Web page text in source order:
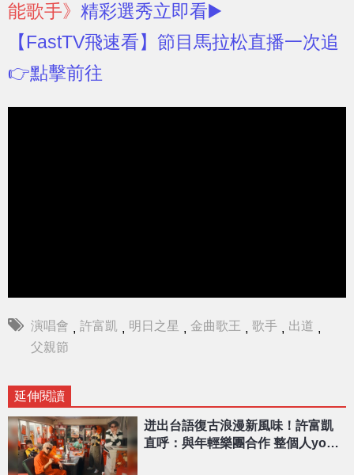
能歌手》 精彩選秀立即看▶️
【FastTV飛速看】 節目馬拉松直播一次追
👉點擊前往
演唱會 , 許富凱 , 明日之星 , 金曲歌王 , 歌手 , 出道 ,
父親節
延伸閱讀
迸出台語復古浪漫新風味！許富凱
直呼：與年輕樂團合作 整個人youn